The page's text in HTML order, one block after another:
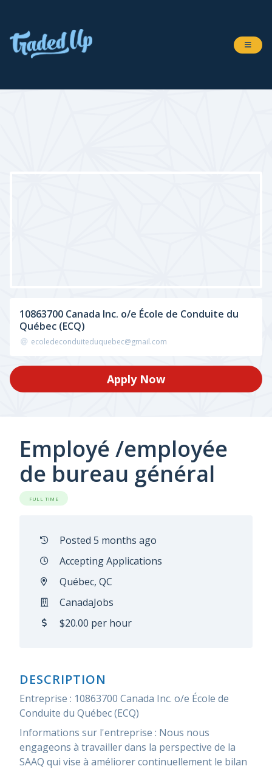
10863700 Canada Inc. o/e École de Conduite du
Québec (ECQ)
ecoledeconduiteduquebec@gmail.com
Apply Now
Employé /employée
de bureau général
FULL TIME
Posted 5 months ago
Accepting Applications
Québec, QC
CanadaJobs
$20.00 per hour
DESCRIPTION
Entreprise : 10863700 Canada Inc. o/e École de
Conduite du Québec (ECQ)
Informations sur l'entreprise : Nous nous
engageons à travailler dans la perspective de la
SAAQ qui vise à améliorer continuellement le bilan